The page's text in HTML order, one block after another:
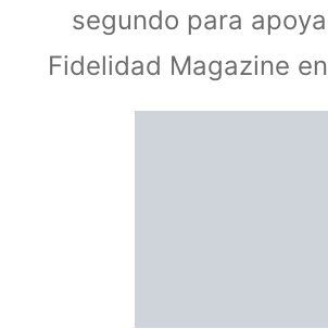
segundo para
Fidelidad Magazine